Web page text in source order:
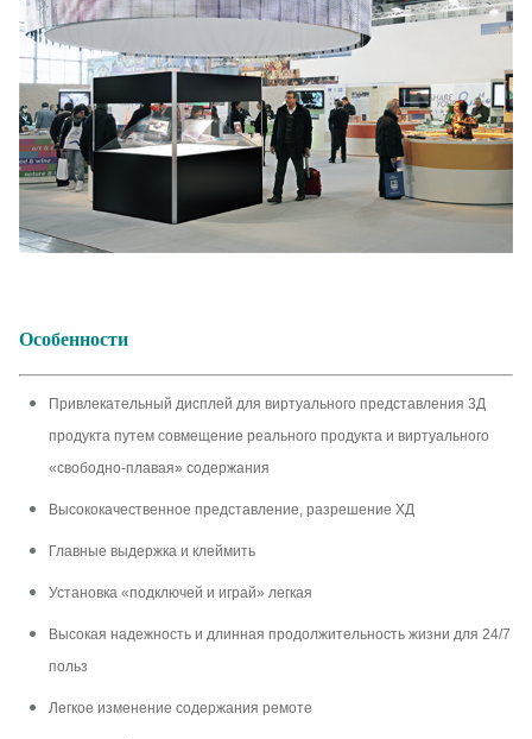
Особенности
Привлекательный дисплей для виртуального представления 3Д
продукта путем совмещение реального продукта и виртуального
«свободно-плавая» содержания
Высококачественное представление, разрешение ХД
Главные выдержка и клеймить
Установка «подключей и играй» легкая
Высокая надежность и длинная продолжительность жизни для 24/7
польз
Легкое изменение содержания ремоте